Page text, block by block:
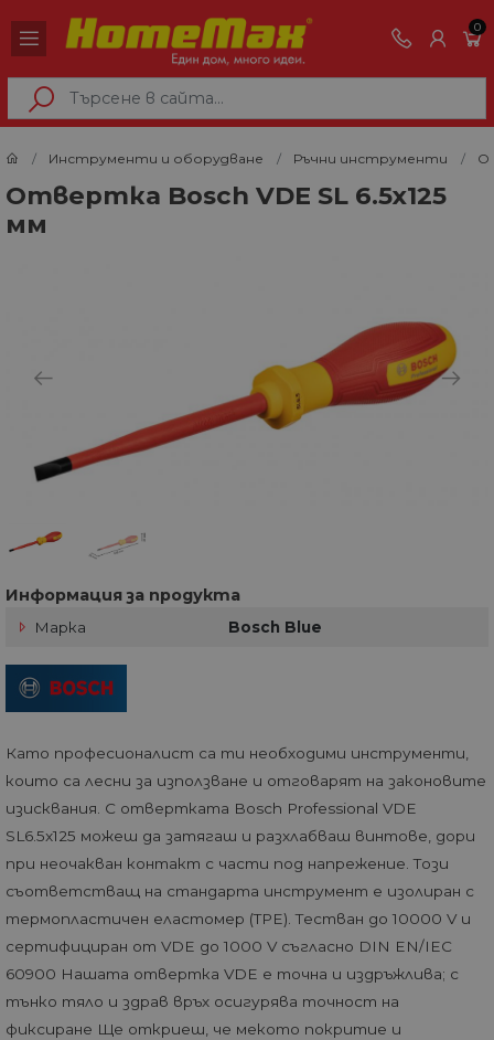
0
Инструменти и оборудване Ръчни инструменти
Отвертка Bosch VDE SL 6.5х125
мм
Информация за продукта
Марка Bosch Blue
Като професионалист са ти необходими инструменти,
които са лесни за използване и отговарят на законовите
изисквания. С отвертката Bosch Professional VDE
SL6.5x125 можеш да затягаш и разхлабваш винтове, дори
при неочакван контакт с части под напрежение. Този
съответстващ на стандарта инструмент е изолиран с
термопластичен еластомер (TPE). Тестван до 10000 V и
сертифициран от VDE до 1000 V съгласно DIN EN/IEC
60900 Нашата отвертка VDE е точна и издръжлива; с
тънко тяло и здрав връх осигурява точност на
фиксиране Ще откриеш, че мекото покритие и